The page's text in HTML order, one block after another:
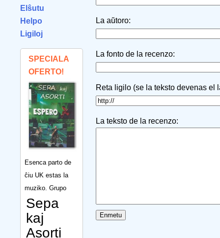
Elŝutu
Helpo
Ligiloj
SPECIALA
OFERTO!
Esenca parto de
ĉiu UK estas la
muziko. Grupo
Sepa
kaj
Asorti
La aŭtoro:
La fonto de la recenzo:
Reta ligilo (se la teksto devenas el
La teksto de la recenzo: